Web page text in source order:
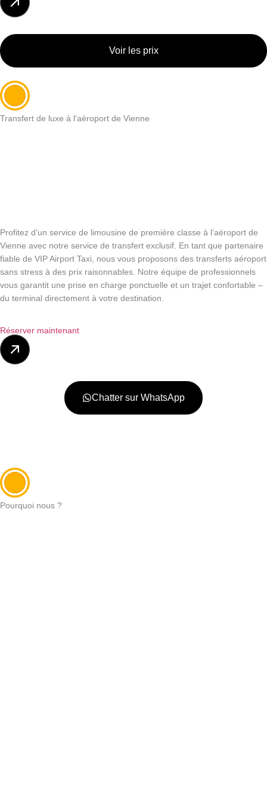
Voir les prix
Transfert de luxe à l'aéroport de Vienne
Profitez d’un service de limousine de première classe à l’aéroport de
Vienne avec notre service de transfert exclusif. En tant que partenaire
fiable de VIP Airport Taxi, nous vous proposons des transferts aéroport
sans stress à des prix raisonnables. Notre équipe de professionnels
vous garantit une prise en charge ponctuelle et un trajet confortable –
du terminal directement à votre destination.
Réserver maintenant
Chatter sur WhatsApp
Pourquoi nous ?